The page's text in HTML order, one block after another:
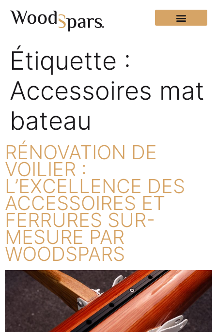
Étiquette :
Accessoires mat
bateau
RÉNOVATION DE
VOILIER :
L’EXCELLENCE DES
ACCESSOIRES ET
FERRURES SUR-
MESURE PAR
WOODSPARS